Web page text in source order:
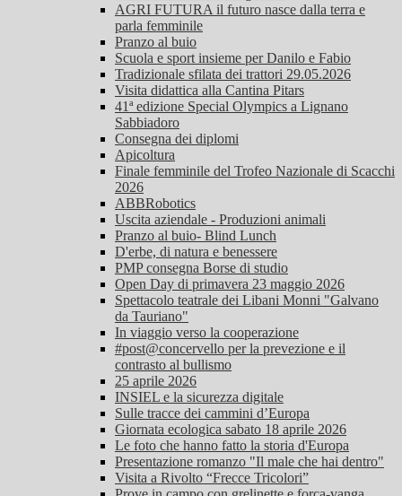
AGRI FUTURA il futuro nasce dalla terra e
parla femminile
Pranzo al buio
Scuola e sport insieme per Danilo e Fabio
Tradizionale sfilata dei trattori 29.05.2026
Visita didattica alla Cantina Pitars
41ª edizione Special Olympics a Lignano
Sabbiadoro
Consegna dei diplomi
Apicoltura
Finale femminile del Trofeo Nazionale di Scacchi
2026
ABBRobotics
Uscita aziendale - Produzioni animali
Pranzo al buio- Blind Lunch
D'erbe, di natura e benessere
PMP consegna Borse di studio
Open Day di primavera 23 maggio 2026
Spettacolo teatrale dei Libani Monni "Galvano
da Tauriano"
In viaggio verso la cooperazione
#post@concervello per la prevezione e il
contrasto al bullismo
25 aprile 2026
INSIEL e la sicurezza digitale
Sulle tracce dei cammini d’Europa
Giornata ecologica sabato 18 aprile 2026
Le foto che hanno fatto la storia d'Europa
Presentazione romanzo "Il male che hai dentro"
Visita a Rivolto “Frecce Tricolori”